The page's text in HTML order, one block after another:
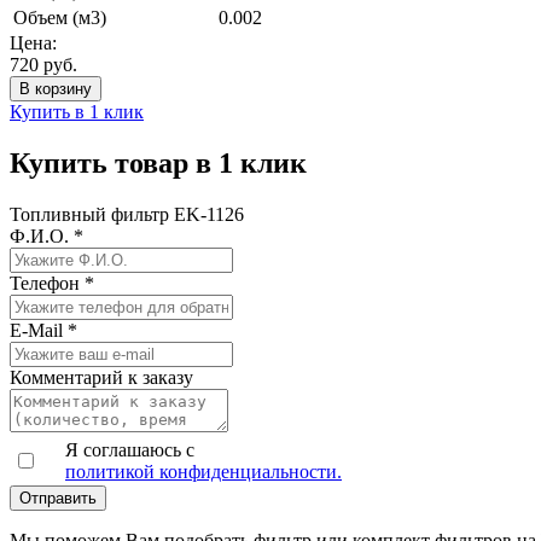
Объем (м3)
0.002
Цена:
720 руб.
Купить в 1 клик
Купить товар в 1 клик
Топливный фильтр EK-1126
Ф.И.О. *
Телефон *
E-Mail *
Комментарий к заказу
Я соглашаюсь с
политикой конфиденциальности.